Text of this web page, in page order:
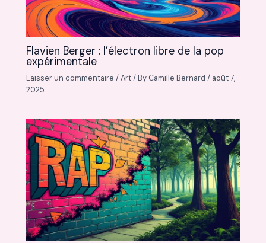
Flavien Berger : l’électron libre de la pop
expérimentale
Laisser un commentaire /Art/ By Camille Bernard/ août 7,
2025